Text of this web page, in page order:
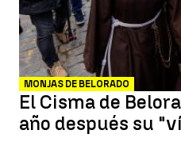
MONJAS DE BELORADO
El Cisma de
año después su